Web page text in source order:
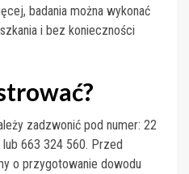
badania można wykonać
i bez konieczności
zadzwonić pod numer: 22
663 324 560. Przed
o przygotowanie dowodu